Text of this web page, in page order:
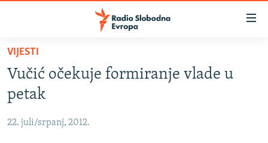
Pređite
glavni
sadržaj
Pređite
na
BOSNA I HERCEGOVINA
SRBIJA
KOSOVO
VIJESTI
Vučić očekuje formiranje vlade u
petak
22. juli/srpanj, 2012.